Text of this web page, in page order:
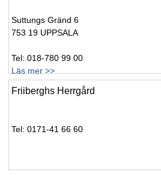
Suttungs Gränd 6
753 19 UPPSALA
Tel: 018-780 99 00
Läs mer >>
Friiberghs Herrgård
Tel: 0171-41 66 60